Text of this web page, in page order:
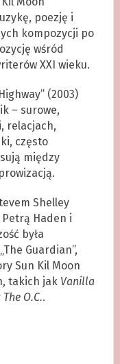
poezję i
kompozycji po
wśród
XXI wieku.
(2003)
– surowe,
relacjach,
często
między
Shelley
Petrą Haden i
była
Guardian”,
Sun Kil Moon
takich jak Vanilla
The O.C..